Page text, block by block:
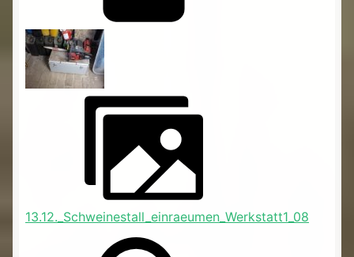
13.12._Schweinestall_einraeumen_Werkstatt1_08